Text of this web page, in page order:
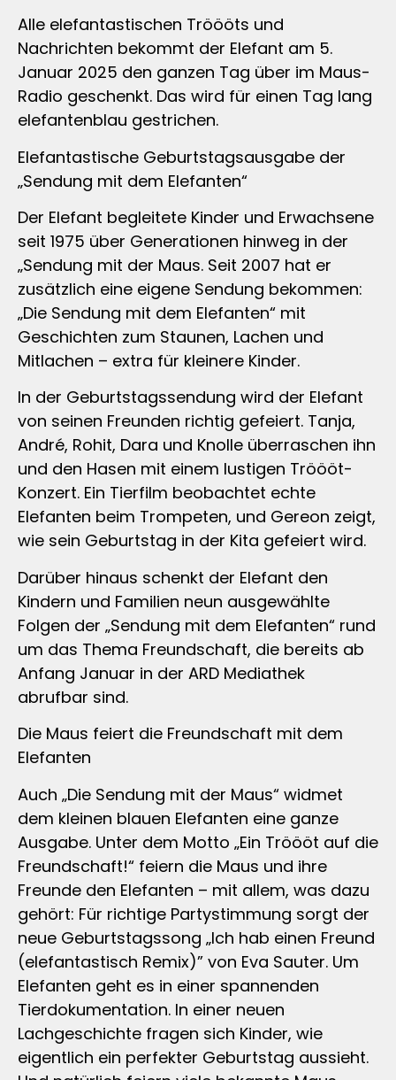
Alle elefantastischen Tröööts und
Nachrichten bekommt der Elefant am 5.
Januar 2025 den ganzen Tag über im Maus-
Radio geschenkt. Das wird für einen Tag lang
elefantenblau gestrichen.
Elefantastische Geburtstagsausgabe der
„Sendung mit dem Elefanten“
Der Elefant begleitete Kinder und Erwachsene
seit 1975 über Generationen hinweg in der
„Sendung mit der Maus. Seit 2007 hat er
zusätzlich eine eigene Sendung bekommen:
„Die Sendung mit dem Elefanten“ mit
Geschichten zum Staunen, Lachen und
Mitlachen – extra für kleinere Kinder.
In der Geburtstagssendung wird der Elefant
von seinen Freunden richtig gefeiert. Tanja,
André, Rohit, Dara und Knolle überraschen ihn
und den Hasen mit einem lustigen Tröööt-
Konzert. Ein Tierfilm beobachtet echte
Elefanten beim Trompeten, und Gereon zeigt,
wie sein Geburtstag in der Kita gefeiert wird.
Darüber hinaus schenkt der Elefant den
Kindern und Familien neun ausgewählte
Folgen der „Sendung mit dem Elefanten“ rund
um das Thema Freundschaft, die bereits ab
Anfang Januar in der ARD Mediathek
abrufbar sind.
Die Maus feiert die Freundschaft mit dem
Elefanten
Auch „Die Sendung mit der Maus“ widmet
dem kleinen blauen Elefanten eine ganze
Ausgabe. Unter dem Motto „Ein Tröööt auf die
Freundschaft!“ feiern die Maus und ihre
Freunde den Elefanten – mit allem, was dazu
gehört: Für richtige Partystimmung sorgt der
neue Geburtstagssong „Ich hab einen Freund
(elefantastisch Remix)” von Eva Sauter. Um
Elefanten geht es in einer spannenden
Tierdokumentation. In einer neuen
Lachgeschichte fragen sich Kinder, wie
eigentlich ein perfekter Geburtstag aussieht.